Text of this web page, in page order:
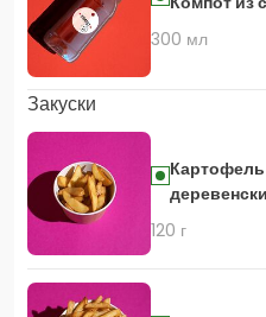
300 мл
Закуски
деревенски
120 г